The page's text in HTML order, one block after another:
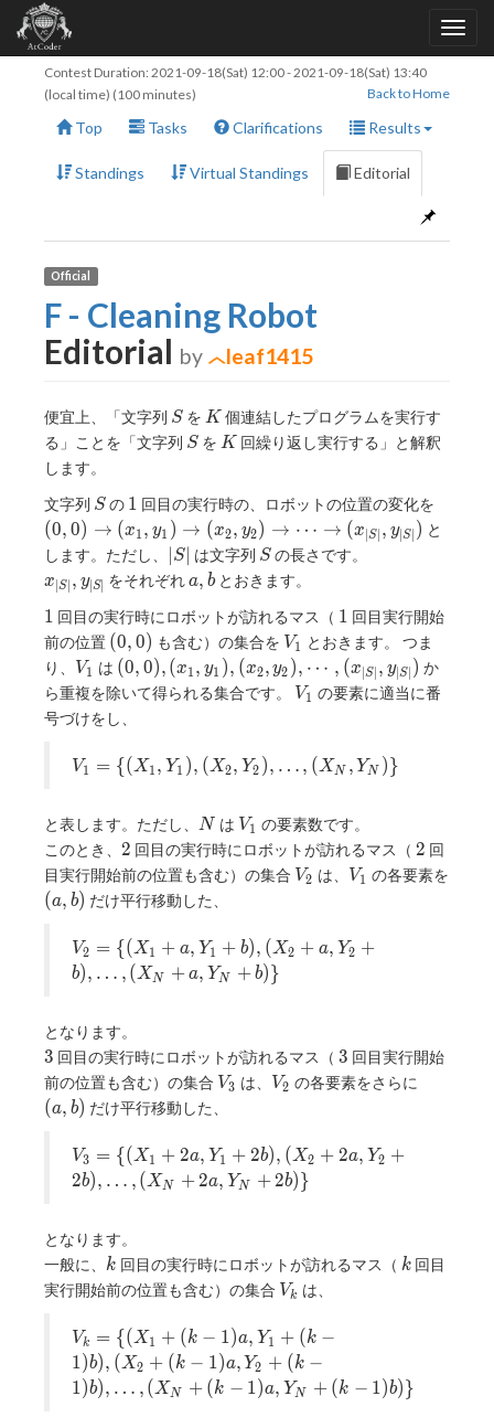
Contest Duration: 2021-09-18(Sat) 12:00-2021-09-18(Sat) 13:40
(local time) (100 minutes)
Back to Home
Top Tasks Clarifications Results
Standings Virtual Standings Editorial
Official
F - Cleaning Robot
Editorial by leaf1415
便宜上、「文字列 S
Sを K
K 個連結したプログラムを実行す
る」ことを「文字列 S
Sを K
K 回繰り返し実行する」と解釈
します。
文字列 S
Sの 1
1 回目の実行時の、ロボットの位置の変化を
(0, 0) → (x1 , y1 ) → (x2, y2 ) → ⋯ → (x ∣S∣ , y ∣S∣ ) と
します。ただし、
|S|
S∣ は文字列 S
Sの長さです。
x_{|S|},
x S∣ , y∣ S∣ をそれぞれa,
a, bとおきます。
1
1 回目の実行時にロボットが訪れるマス（ 1
1 回目実行開始
前の位置 (0,
0)
(0, 0) も含む）の集合を V_1
V1
とおきます。 つま
り、 V_1
V1 は (0, 0),
(x_1,
(x_2,
y_2),
\cdots,
y_{|S|})
(0, 0), (x1 , y1 ), (x2, y2 ), ⋯ , (x ∣S∣ , y ∣S∣ ) か
ら重複を除いて得られる集合です。 V_1
V1 の要素に適当に番
号づけをし、
V_1 =
Y_1),
(X_2,
Y_2),
\ldots,
Y_N)
\rbrace
V1 = { (X1 , Y1 ), (X2, Y2 ), … , (XN , YN ) }
と表します。ただし、 N
N は V_1
V1 の要素数です。
このとき、 2
2 回目の実行時にロボットが訪れるマス（ 2
2 回
目実行開始前の位置も含む）の集合 V_2
V2 は、 V_1
V1 の各要素を
(a,
(a, b) だけ平行移動した、
V_2 =
\lbrace
(X_1 +
+ b),
(X_2 +
a, Y_2
+ b),
\ldots,
(X_N
+ a,
Y_N +
\rbrace
V2 = { (X1 + a, Y1 + b), (X2 + a, Y2 +
b), … , (XN + a, YN + b) }
となります。
3
3 回目の実行時にロボットが訪れるマス（ 3
3 回目実行開始
前の位置も含む）の集合 V_3
V3 は、 V_2
V2 の各要素をさらに
(a, b) だけ平行移動した、
V_3 =
\lbrace
(X_1 +
Y_1 +
2b),
(X_2 +
Y_2 +
2b),
\ldots,
(X_N
V3 = { (X1 + 2a, Y1 + 2b), (X2 + 2a, Y2 +
2b), … , (XN +2a, YN +2b) }
となります。
一般に、 k
k 回目の実行時にロボットが訪れるマス（ k
k 回目
実行開始前の位置も含む）の集合 V_k
Vk は、
V_k =
\lbrace
(X_1 +
(k-1)a,
Vk = { (X1 + (k − 1)a, Y1 + (k −
1)b), (X2 + (k − 1)a, Y2 + (k −
1)b), … , (XN + (k − 1)a, YN + (k − 1)b) }